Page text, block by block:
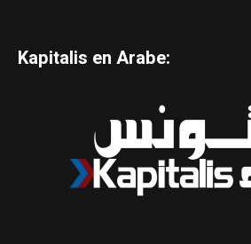
Kapitalis en Arabe: